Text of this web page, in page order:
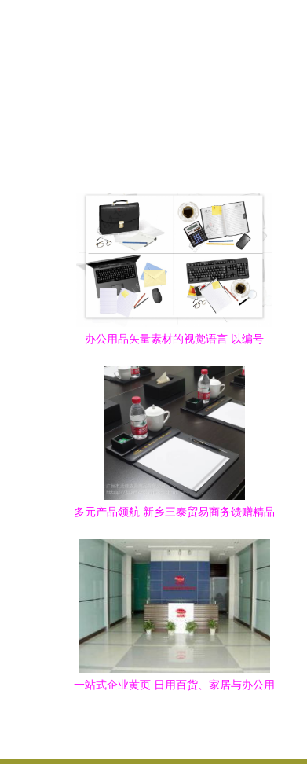
办公用品矢量素材的视觉语言 以编号
多元产品领航 新乡三泰贸易商务馈赠精品
一站式企业黄页 日用百货、家居与办公用